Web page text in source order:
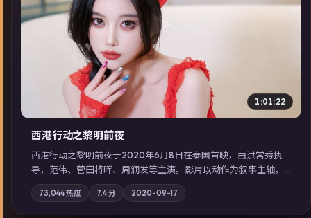
▶
1:01:22
西港行动之黎明前夜
西港行动之黎明前夜于2020年6月8日在泰国首映，由洪常秀执
导，范伟、菅田将晖、周润发等主演。影片以动作为叙事主轴，
亲情与职责必须在倒计时结束前做出抉择；摄影与配乐强化地域
气质；站内亦可通过「国产免费观看高清电视剧在线看」延展检
索同类型高分佳作，畅享高清在线追剧体验。
73,044热度 7.4分 2020-09-17